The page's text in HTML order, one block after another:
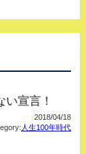
宣言！
2018/04/18
人生100年時代